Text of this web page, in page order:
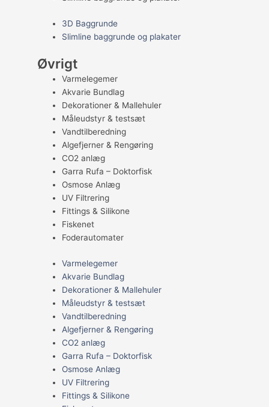
3D Baggrunde
Slimline baggrunde og plakater
Øvrigt
Varmelegemer
Akvarie Bundlag
Dekorationer & Mallehuler
Måleudstyr & testsæt
Vandtilberedning
Algefjerner & Rengøring
CO2 anlæg
Garra Rufa – Doktorfisk
Osmose Anlæg
UV Filtrering
Fittings & Silikone
Fiskenet
Foderautomater
Varmelegemer
Akvarie Bundlag
Dekorationer & Mallehuler
Måleudstyr & testsæt
Vandtilberedning
Algefjerner & Rengøring
CO2 anlæg
Garra Rufa – Doktorfisk
Osmose Anlæg
UV Filtrering
Fittings & Silikone